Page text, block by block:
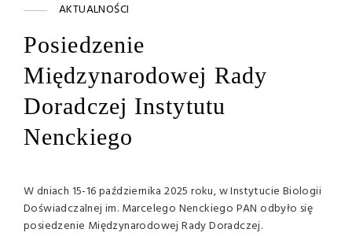
AKTUALNOŚCI
Posiedzenie
Międzynarodowej Rady
Doradczej Instytutu
Nenckiego
W dniach 15-16 października 2025 roku, w Instytucie Biologii
Doświadczalnej im. Marcelego Nenckiego PAN odbyło się
posiedzenie Międzynarodowej Rady Doradczej.